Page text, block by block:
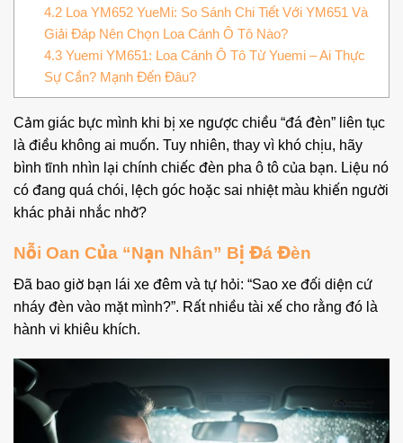
4.2Loa YM652 YueMi: So Sánh Chi Tiết Với YM651 Và
Giải Đáp Nên Chọn Loa Cánh Ô Tô Nào?
4.3Yuemi YM651: Loa Cánh Ô Tô Từ Yuemi – Ai Thực
Sự Cần? Mạnh Đến Đâu?
Cảm giác bực mình khi bị xe ngược chiều “đá đèn” liên tục
là điều không ai muốn. Tuy nhiên, thay vì khó chịu, hãy
bình tĩnh nhìn lại chính chiếc đèn pha ô tô của bạn. Liệu nó
có đang quá chói, lệch góc hoặc sai nhiệt màu khiến người
khác phải nhắc nhở?
Nỗi Oan Của “Nạn Nhân” Bị Đá Đèn
Đã bao giờ bạn lái xe đêm và tự hỏi: “Sao xe đối diện cứ
nháy đèn vào mặt mình?”. Rất nhiều tài xế cho rằng đó là
hành vi khiêu khích.